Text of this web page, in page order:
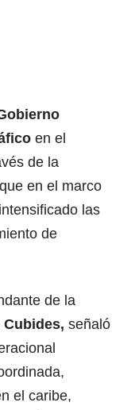
en el
de la
en el marco
las
de
de la
señaló
el caribe,